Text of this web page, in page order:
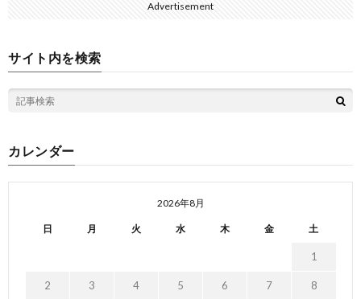
Advertisement
サイト内を検索
カレンダー
2026年8月
日 月 火 水 木 金 土
1
2 3 4 5 6 7 8